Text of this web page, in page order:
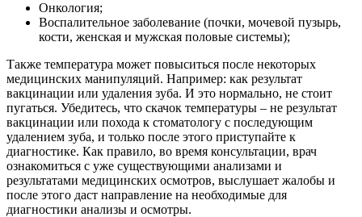
Онкология;
Воспалительное заболевание (почки, мочевой пузырь,
кости, женская и мужская половые системы);
Также температура может повыситься после некоторых
медицинских манипуляций. Например: как результат
вакцинации или удаления зуба. И это нормально, не стоит
пугаться. Убедитесь, что скачок температуры – не результат
вакцинации или похода к стоматологу с последующим
удалением зуба, и только после этого приступайте к
диагностике. Как правило, во время консультации, врач
ознакомиться с уже существующими анализами и
результатами медицинских осмотров, выслушает жалобы и
после этого даст направление на необходимые для
диагностики анализы и осмотры.